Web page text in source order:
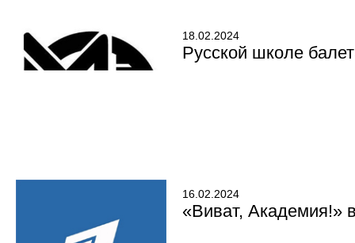
18.02.2024
Русской школе
16.02.2024
«Виват, Академия!»